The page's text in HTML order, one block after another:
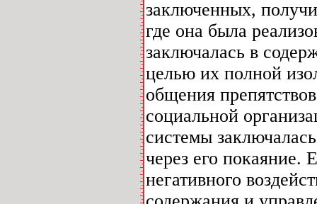
заключенных,
где она была
заключалась в
целью их полной
общения
социальной
системы
через его покаяние.
негативного